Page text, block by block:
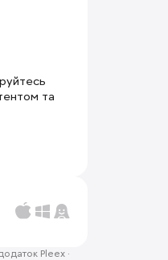
та
Pleex·